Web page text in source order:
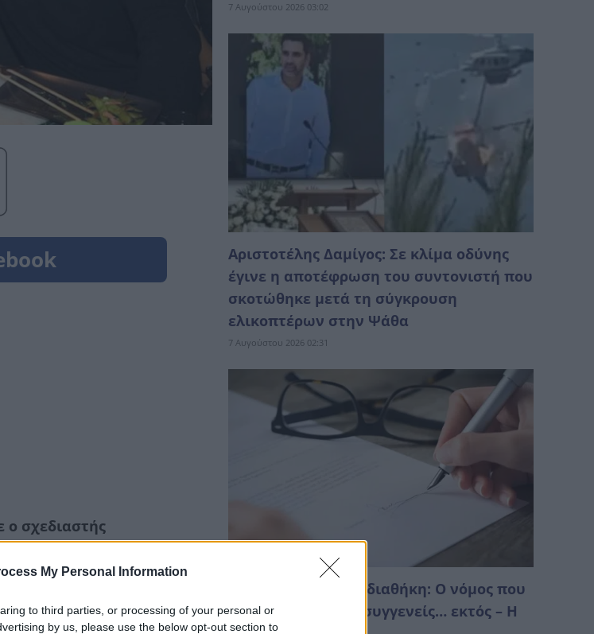
My Personal Information
to third parties, or processing of your personal or
by us, please use the below opt-out section to
ο σχεδιαστής
7 Αυγούστου 2026 03:02
Αριστοτέλης Δαμίγος: Σε κλίμα οδύνης
έγινε η αποτέφρωση του συντονιστή που
σκοτώθηκε μετά τη σύγκρουση
ελικοπτέρων στην Ψάθα
7 Αυγούστου 2026 02:31
Κληρονομιά χωρίς διαθήκη: Ο νόμος που
μπορεί να αφήσει συγγενείς… εκτός – Η